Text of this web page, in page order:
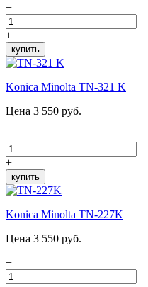
−
+
купить
Konica Minolta TN-321 K
Цена 3 550 руб.
−
+
купить
Konica Minolta TN-227K
Цена 3 550 руб.
−